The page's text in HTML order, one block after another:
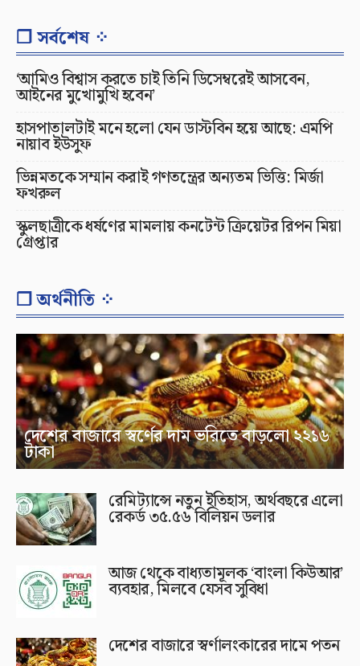
❐ সর্বশেষ ⁘
‘আমিও বিশ্বাস করতে চাই তিনি ডিসেম্বরেই আসবেন,
আইনের মুখোমুখি হবেন’
হাসপাতালটাই মনে হলো যেন ডাস্টবিন হয়ে আছে: এমপি
নায়াব ইউসুফ
ভিন্নমতকে সম্মান করাই গণতন্ত্রের অন্যতম ভিত্তি: মির্জা
ফখরুল
স্কুলছাত্রীকে ধর্ষণের মামলায় কনটেন্ট ক্রিয়েটর রিপন মিয়া
গ্রেপ্তার
❐ অর্থনীতি ⁘
দেশের বাজারে স্বর্ণের দাম ভরিতে বাড়লো ২২১৬
টাকা
রেমিট্যান্সে নতুন ইতিহাস, অর্থবছরে এলো
রেকর্ড ৩৫.৫৬ বিলিয়ন ডলার
আজ থেকে বাধ্যতামূলক ‘বাংলা কিউআর’
ব্যবহার, মিলবে যেসব সুবিধা
দেশের বাজারে স্বর্ণালংকারের দামে পতন